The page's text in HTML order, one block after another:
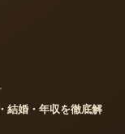
結婚・年収を徹底解